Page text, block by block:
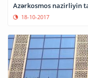
Azərkosmos nazirliyin
18-10-2017